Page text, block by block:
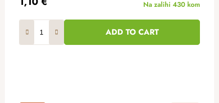
Na zalihi 430 kom
ADD TO CART